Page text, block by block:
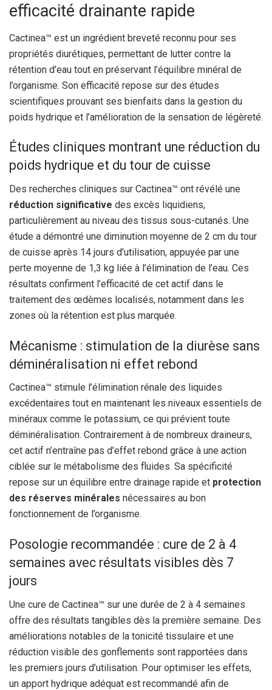
efficacité drainante rapide
Cactinea™ est un ingrédient breveté reconnu pour ses
propriétés diurétiques, permettant de lutter contre la
rétention d’eau tout en préservant l’équilibre minéral de
l’organisme. Son efficacité repose sur des études
scientifiques prouvant ses bienfaits dans la gestion du
poids hydrique et l’amélioration de la sensation de légèreté.
Études cliniques montrant une réduction du
poids hydrique et du tour de cuisse
Des recherches cliniques sur Cactinea™ ont révélé une
réduction significative des excès liquidiens,
particulièrement au niveau des tissus sous-cutanés. Une
étude a démontré une diminution moyenne de 2 cm du tour
de cuisse après 14 jours d’utilisation, appuyée par une
perte moyenne de 1,3 kg liée à l’élimination de l’eau. Ces
résultats confirment l’efficacité de cet actif dans le
traitement des œdèmes localisés, notamment dans les
zones où la rétention est plus marquée.
Mécanisme : stimulation de la diurèse sans
déminéralisation ni effet rebond
Cactinea™ stimule l’élimination rénale des liquides
excédentaires tout en maintenant les niveaux essentiels de
minéraux comme le potassium, ce qui prévient toute
déminéralisation. Contrairement à de nombreux draineurs,
cet actif n’entraîne pas d’effet rebond grâce à une action
ciblée sur le métabolisme des fluides. Sa spécificité
repose sur un équilibre entre drainage rapide et protection
des réserves minérales nécessaires au bon
fonctionnement de l’organisme.
Posologie recommandée : cure de 2 à 4
semaines avec résultats visibles dès 7
jours
Une cure de Cactinea™ sur une durée de 2 à 4 semaines
offre des résultats tangibles dès la première semaine. Des
améliorations notables de la tonicité tissulaire et une
réduction visible des gonflements sont rapportées dans
les premiers jours d’utilisation. Pour optimiser les effets,
un apport hydrique adéquat est recommandé afin de